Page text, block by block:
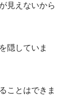
見えないから
隠していま
ことはできま